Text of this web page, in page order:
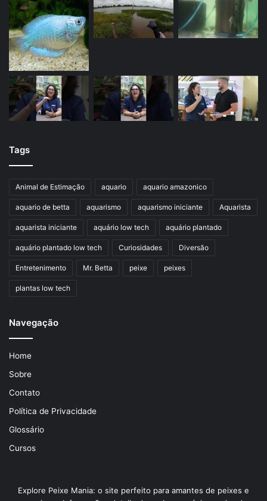
Tags
Animal de Estimação aquario aquario amazonico
aquario de betta aquarismo aquarismo iniciante Aquarista
aquarista iniciante aquário low tech aquário plantado
aquário plantado low tech Curiosidades Diversão
Entretenimento Mr. Betta peixe peixes
plantas low tech
Navegação
Home
Sobre
Contato
Política de Privacidade
Glossário
Cursos
Explore Peixe Mania: o site perfeito para amantes de peixes e